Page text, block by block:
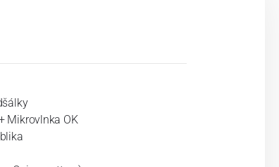
Mikrovlnka OK